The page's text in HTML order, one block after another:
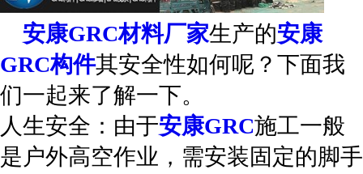
安康GRC材料厂家生产的安康
GRC构件其安全性如何呢？下面我
们一起来了解一下。
人生安全：由于安康GRC施工一般
是户外高空作业，需安装固定的脚手